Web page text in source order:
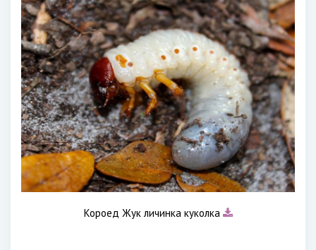
Короед Жук личинка куколка